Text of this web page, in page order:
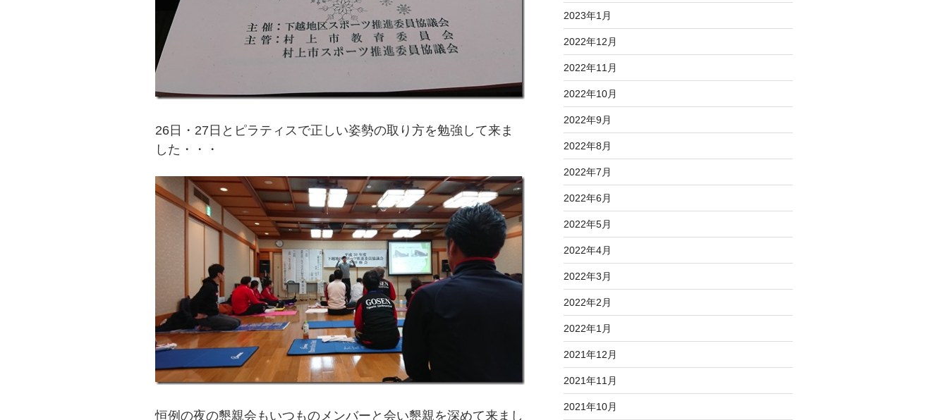
26日・27日とピラティスで正しい姿勢の取り方を勉強して来ま
した・・・
恒例の夜の懇親会もいつものメンバーと会い懇親を深めて来まし
2023年1月
2022年12月
2022年11月
2022年10月
2022年9月
2022年8月
2022年7月
2022年6月
2022年5月
2022年4月
2022年3月
2022年2月
2022年1月
2021年12月
2021年11月
2021年10月